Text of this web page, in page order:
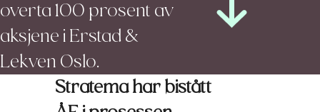
overta 100 prosent av
aksjene i Erstad &
Lekven Oslo.
Stratema har bistått